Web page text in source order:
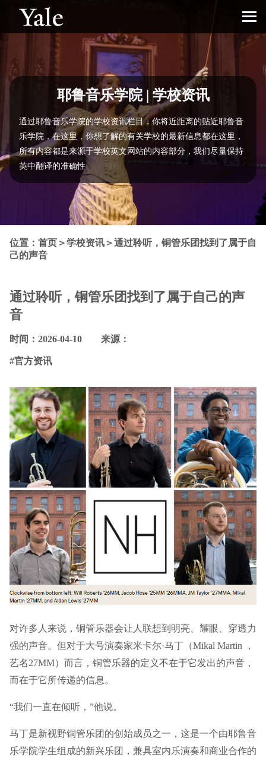
耶鲁音乐学院 | 学校资讯
通过耶鲁音乐学院的学校资讯栏目，你将近距离的贴近耶鲁音
乐学院，在这里，你想了解的有关学校的最新信息都在这里，
所有内容都是来源于学校英文网站的内容部分，我们尽量保持
英中翻译的准确性
位置： 首页 ＞学校资讯 ＞通过聆听，铜管乐团找到了属于自
己的声音
通过聆听，铜管乐团找到了属于自己的声
音
时间：2026-04-10 来源：
#官方资讯
对许多人来说，铜管乐器会让人联想到明亮、耀眼、穿透力
强的声音。但对于大号演奏家米卡尔·马丁（Mikal Martin ，
艺名27MM）而言，铜管乐器的定义不在于它发出的声音，
而在于它所传递的信息。
“我们一直在倾听，”他说。
马丁是新视野铜管乐团的创始成员之一，这是一个由耶鲁音
乐学院学生组成的新兴乐团，兼具室内乐演奏和商业合作的